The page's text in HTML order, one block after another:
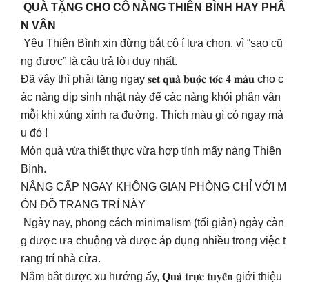
QUÀ TẶNG CHO CÔ NÀNG THIÊN BÌNH HAY PHÂ
N VÂN
Yêu Thiên Bình xin đừng bắt cô í lựa chọn, vì “sao cũ
ng được” là câu trả lời duy nhất.
Đã vậy thì phải tặng ngay 𝐬𝐞𝐭 𝐪𝐮𝐚̀ 𝐛𝐮𝐨̣̂𝐜 𝐭𝐨́𝐜 𝟒 𝐦𝐚̀𝐮 cho c
ác nàng dịp sinh nhật này để các nàng khỏi phân vân
mỗi khi xúng xính ra đường. Thích màu gì có ngay mà
u đó !
Món quà vừa thiết thực vừa hợp tính mấy nàng Thiên
Bình.
NÂNG CẤP NGAY KHÔNG GIAN PHÒNG CHỈ VỚI M
ÓN ĐỒ TRANG TRÍ NÀY
Ngày nay, phong cách minimalism (tối giản) ngày càn
g được ưa chuộng và được áp dụng nhiều trong việc t
rang trí nhà cửa.
Nắm bắt được xu hướng ấy, 𝐐𝐮𝐚̀ 𝐭𝐫𝐮̛̣𝐜 𝐭𝐮𝐲𝐞̂́𝐧 giới thiệu